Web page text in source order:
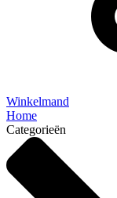
Winkelmand
Home
Categorieën